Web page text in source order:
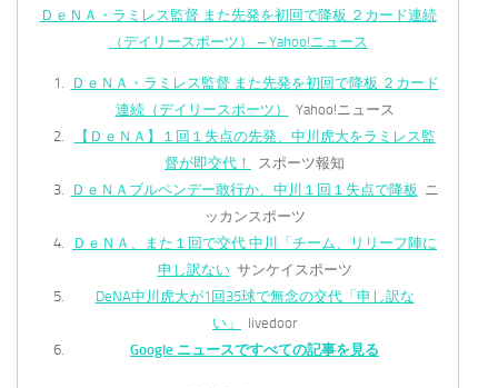
ＤｅＮＡ・ラミレス監督 また先発を初回で降板 ２カード連続
（デイリースポーツ） – Yahoo!ニュース
ＤｅＮＡ・ラミレス監督 また先発を初回で降板 ２カード
連続（デイリースポーツ）
Yahoo!ニュース
【ＤｅＮＡ】１回１失点の先発、中川虎大をラミレス監
督が即交代！
スポーツ報知
ＤｅＮＡブルペンデー敢行か、中川１回１失点で降板 ニ
ッカンスポーツ
ＤｅＮＡ、また１回で交代 中川「チーム、リリーフ陣に
申し訳ない サンケイスポーツ
DeNA中川虎大が1回35球で無念の交代「申し訳な
い」
livedoor
Google ニュースですべての記事を見る